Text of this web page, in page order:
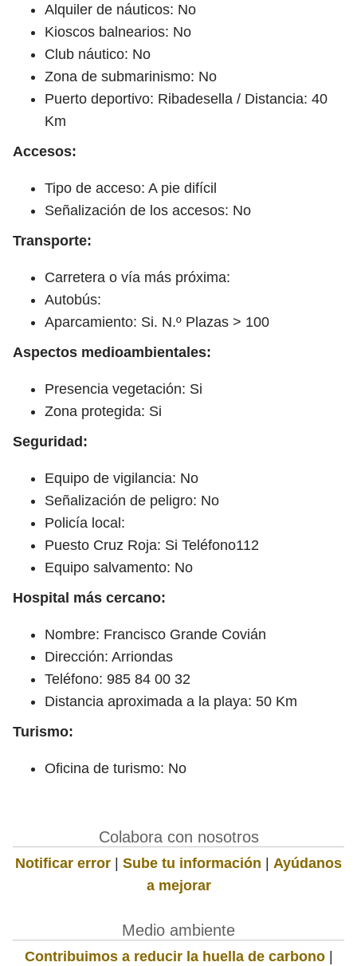
Alquiler de náuticos: No
Kioscos balnearios: No
Club náutico: No
Zona de submarinismo: No
Puerto deportivo: Ribadesella / Distancia: 40
Km
Accesos:
Tipo de acceso: A pie difícil
Señalización de los accesos: No
Transporte:
Carretera o vía más próxima:
Autobús:
Aparcamiento: Si. N.º Plazas > 100
Aspectos medioambientales:
Presencia vegetación: Si
Zona protegida: Si
Seguridad:
Equipo de vigilancia: No
Señalización de peligro: No
Policía local:
Puesto Cruz Roja: Si Teléfono112
Equipo salvamento: No
Hospital más cercano:
Nombre: Francisco Grande Covián
Dirección: Arriondas
Teléfono: 985 84 00 32
Distancia aproximada a la playa: 50 Km
Turismo:
Oficina de turismo: No
Colabora con nosotros
Notificar error | Sube tu información | Ayúdanos
a mejorar
Medio ambiente
Contribuimos a reducir la huella de carbono|